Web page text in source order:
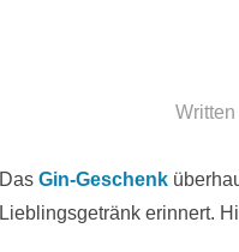
Written
Das Gin-Geschenk
Lieblingsgetränk erinnert.